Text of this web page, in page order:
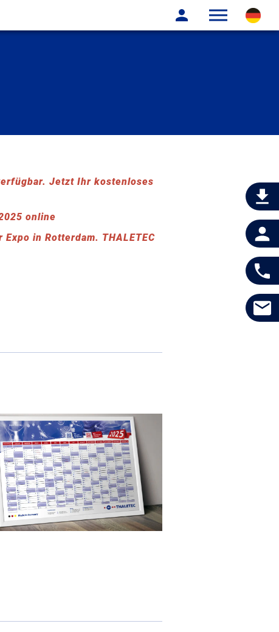
Jetzt Ihr kostenloses
online
Expo in Rotterdam. THALETEC